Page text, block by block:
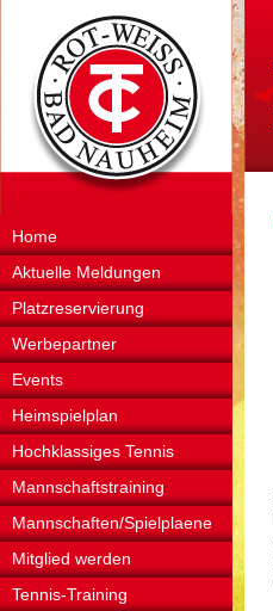
Home
Aktuelle Meldungen
Platzreservierung
Werbepartner
Events
Heimspielplan
Hochklassiges Tennis
Mannschaftstraining
Mannschaften/Spielplaene
Mitglied werden
Tennis-Training